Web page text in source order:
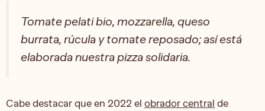
Tomate pelati bio, mozzarella, queso
burrata, rúcula y tomate reposado; así está
elaborada nuestra pizza solidaria.
Cabe destacar que en 2022 el obrador central de